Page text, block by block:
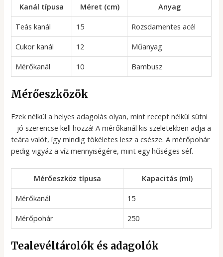
Kanál típusa Méret (cm)
Anyag
Teás kanál
15
Rozsdamentes acél
Cukor kanál
12
Műanyag
Mérőkanál
10 Bambusz
Mérőeszközök
Ezek nélkül a helyes adagolás olyan, mint recept nélkül sütni
– jó szerencse kell hozzá! A mérőkanál kis szeletekben adja a
teára valót, így mindig tökéletes lesz a csésze. A mérőpohár
pedig vigyáz a víz mennyiségére, mint egy hűséges séf.
Mérőeszköz típusa
Kapacitás (ml)
Mérőkanál
15
Mérőpohár
250
Tealevéltárolók és adagolók